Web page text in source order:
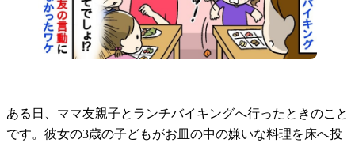
ある日、ママ友親子とランチバイキングへ行ったときのこと
です。彼女の3歳の子どもがお皿の中の嫌いな料理を床へ投